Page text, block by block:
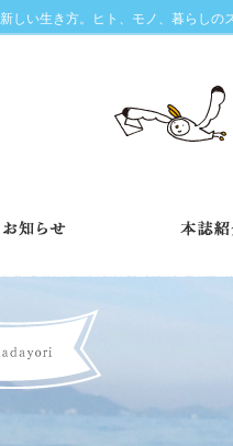
しい生き方。ヒト、モノ、暮らしの